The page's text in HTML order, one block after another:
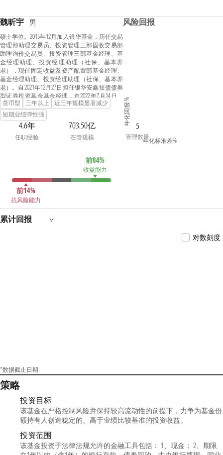
魏昕宇 男
硕士学位。2015年12月加入银华基金，历任交易
管理部助理交易员、投资管理三部固收交易部
助理询价交易员、投资管理三部基金经理、基
金经理助理、投资经理助理（社保、基本养
老），现任固定收益及资产配置部基金经理、
基金经理助理、投资经理助理（社保、基本养
老）。自2021年12月27日担任银华安鑫短债债券
型证券投资基金基金经理，自2022年7月14日起
兼任银华季季盈3个月滚动持有债券型证券投资
基金基金经理，自2023年3月3日起兼任银华惠添
益货币市场基金基金经理，自2024年5月22日起
兼任银华季季鑫90天持有期债券型证券投资基
金基金经理，自2024年6月6日起兼任银华月月鑫
2024年8月13日起兼任银华月月享30天持有期债
券型证券投资基金基金经理。具有从业资格。
货币型 三年以上
近三年规模显著减少
短期业绩弹性强
4.6年
任职经验
703.50亿
在管规模
5
管理数量
前84%
收益能力
前14%
抗风险能力
风险回报
年化回报 %
年化标准差%
累计回报
对数刻度
*数据截止日期:
策略
投资目标
该基金在严格控制风险并保持较高流动性的前提下，力争为基金份
额持有人创造稳定的、高于业绩比较基准的投资收益。
投资范围
该基金投资于法律法规允许的金融工具包括： 1、现金； 2、期限